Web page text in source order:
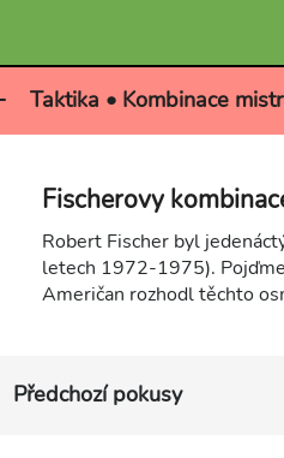
Taktika • Kombinace
Fischerovy
Robert Fischer byl
letech 1972-1975).
Američan rozhodl těchto
Předchozí pokusy